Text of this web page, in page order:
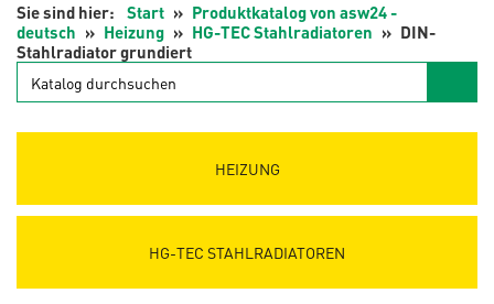
Start
Produktkatalog von asw24 -
deutsch
Heizung HG-TEC Stahlradiatoren
DIN-
Stahlradiator grundiert
Katalog
durchsuchen
HEIZUNG
HG-TEC STAHLRADIATOREN